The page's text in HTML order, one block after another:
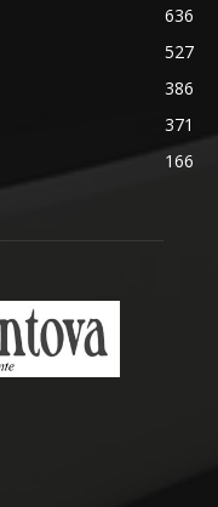
636
527
386
371
166